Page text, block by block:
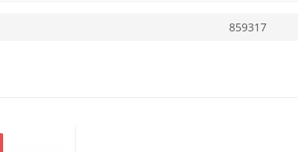
859317